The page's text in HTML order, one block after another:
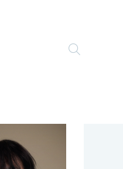
TOGGLE
SEARCH